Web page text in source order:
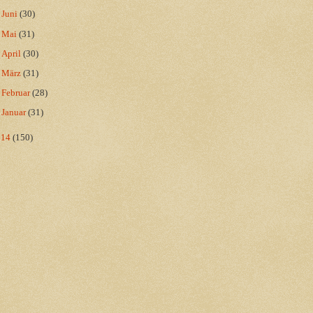
Juni(30)
Mai(31)
April(30)
März(31)
Februar(28)
Januar(31)
(150)